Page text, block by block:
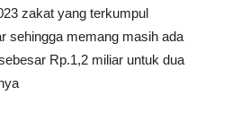
zakat yang terkumpul
sehingga memang masih ada
Rp.1,2 miliar untuk dua